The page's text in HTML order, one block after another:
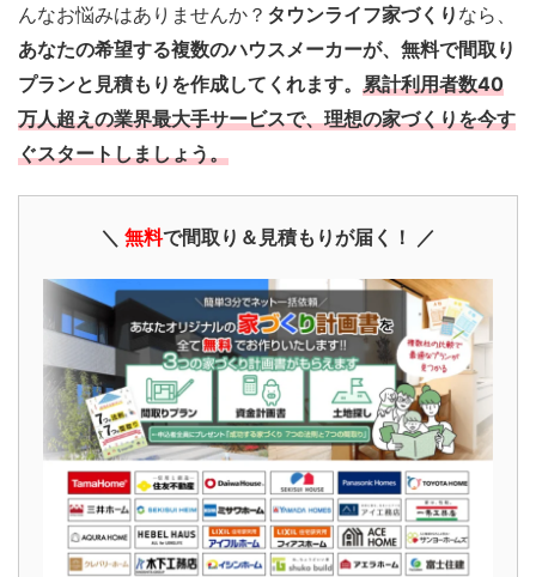
んなお悩みはありませんか？ タウンライフ家づくり なら、
あなたの希望する複数のハウスメーカーが、無料で間取り
プランと見積もりを作成してくれます。 累計利用者数40
万人超えの業界最大手サービスで、理想の家づくりを今す
ぐスタートしましょう。
＼ 無料で間取り＆見積もりが届く！ ／